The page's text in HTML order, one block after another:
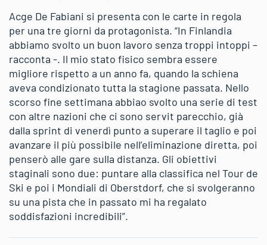
Acge De Fabiani si presenta con le carte in regola
per una tre giorni da protagonista. “In Finlandia
abbiamo svolto un buon lavoro senza troppi intoppi –
racconta -. Il mio stato fisico sembra essere
migliore rispetto a un anno fa, quando la schiena
aveva condizionato tutta la stagione passata. Nello
scorso fine settimana abbiao svolto una serie di test
con altre nazioni che ci sono servit parecchio, già
dalla sprint di venerdì punto a superare il taglio e poi
avanzare il più possibile nell’eliminazione diretta, poi
penserò alle gare sulla distanza. Gli obiettivi
staginali sono due: puntare alla classifica nel Tour de
Ski e poi i Mondiali di Oberstdorf, che si svolgeranno
su una pista che in passato mi ha regalato
soddisfazioni incredibili”.